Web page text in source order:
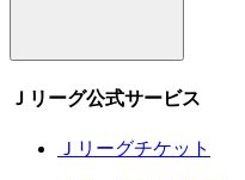
Ｊリーグ公式サービス
Ｊリーグチケット